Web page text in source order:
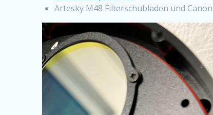
Artesky M48 Filterschubladen und